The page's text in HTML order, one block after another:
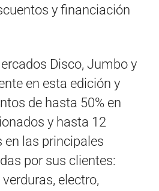
y financiación
Disco, Jumbo y
en esta edición y
de hasta 50% en
y hasta 12
en las principales
por sus clientes:
electro,